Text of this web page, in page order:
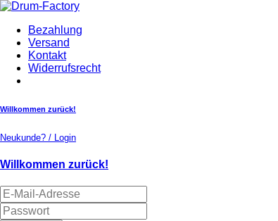
Bezahlung
Versand
Kontakt
Widerrufsrecht
Willkommen zurück!
Neukunde? / Login
Willkommen zurück!